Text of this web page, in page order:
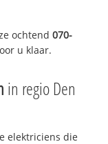
ochtend070-
u klaar.
in regio Den
elektriciens die